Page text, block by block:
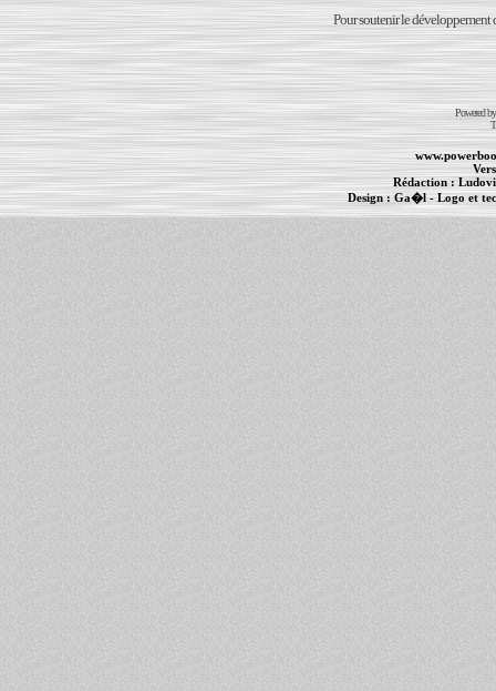
Pour soutenir le développement
Powered
Rédaction :
Design :Ga�l- Logo et
PowerBook